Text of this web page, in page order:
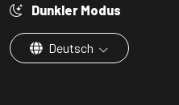
Dunkler Modus
Deutsch